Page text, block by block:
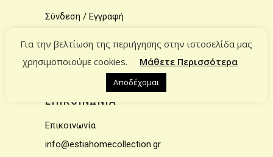
Σύνδεση / Εγγραφή
ΕΠΙΚΟΙΝΩΝΙΑ
Επικοινωνία
info@estiahomecollection.gr
Για την βελτίωση της περιήγησης στην ιστοσελίδα μας
χρησιμοποιούμε cookies.
Μάθετε Περισσότερα
Αποδέχομαι